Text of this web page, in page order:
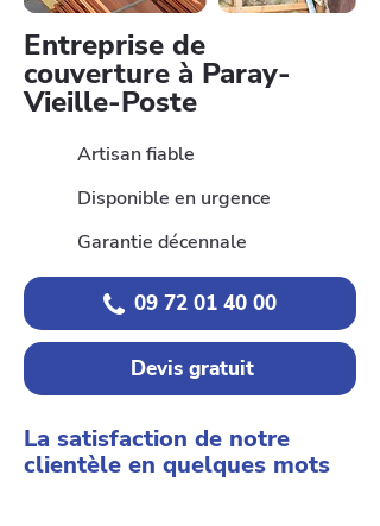
Entreprise de
couverture à Paray-
Vieille-Poste
Artisan fiable
Disponible en urgence
Garantie décennale
09 72 01 40 00
Devis gratuit
La satisfaction de notre
clientèle en quelques mots